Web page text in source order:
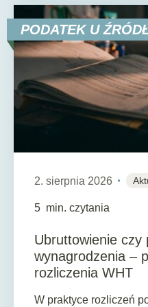
PODATEK U
2. sierpnia 2026
5 min. czytania
Ubruttowienie czy
wynagrodzenia –
rozliczenia WHT
W praktyce rozliczeń